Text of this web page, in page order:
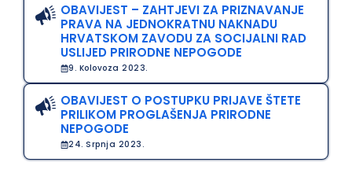
OBAVIJEST – ZAHTJEVI ZA PRIZNAVANJE
PRAVA NA JEDNOKRATNU NAKNADU
HRVATSKOM ZAVODU ZA SOCIJALNI RAD
USLIJED PRIRODNE NEPOGODE
9. Kolovoza 2023.
OBAVIJEST O POSTUPKU PRIJAVE ŠTETE
PRILIKOM PROGLAŠENJA PRIRODNE
NEPOGODE
24. Srpnja 2023.